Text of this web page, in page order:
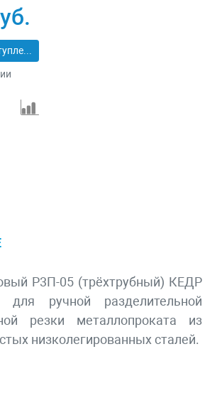
Сообщить о поступлении
Р3П-05 (трёхтрубный) КЕДР
для ручной разделительной
резки металлопроката из
низколегированных сталей.